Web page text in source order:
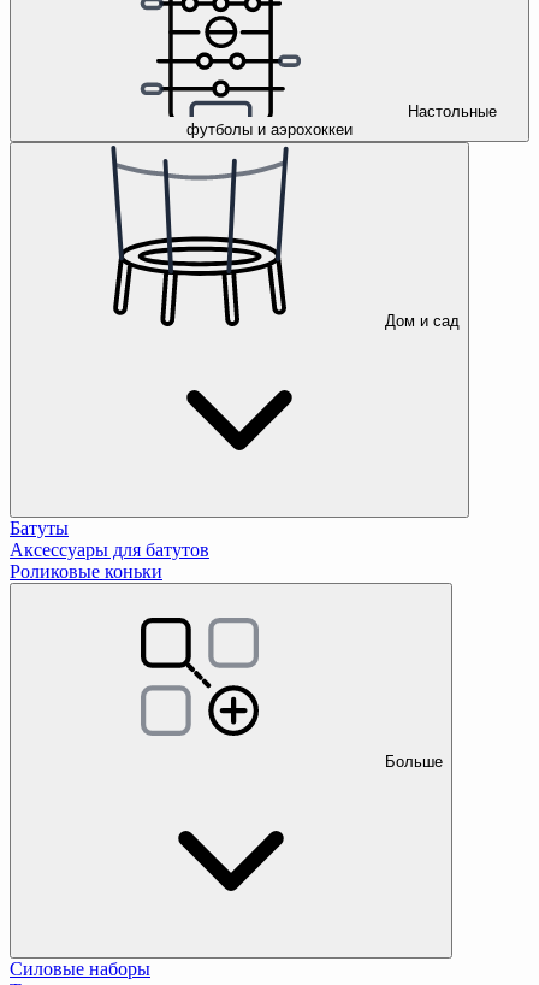
Настольные
футболы и аэрохоккеи
Дом и сад
Батуты
Аксессуары для батутов
Роликовые коньки
Больше
Силовые наборы